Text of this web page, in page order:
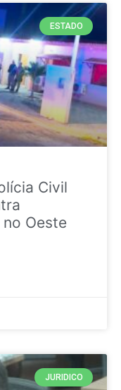
ESTADO
Civil
Oeste
JURIDICO